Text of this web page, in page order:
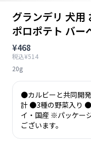
グランデリ 犬用
ポロポテト バー
¥468
税込¥514
20g
●カルビーと共同開
計 ●3種の野菜入り ●
イ・国産 ※パッケー
ございます。